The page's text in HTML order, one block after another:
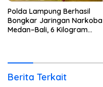
Polda Lampung Berhasil
Bongkar Jaringan Narkoba
Medan–Bali, 6 Kilogram
Berita Terkait